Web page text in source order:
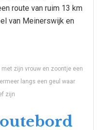
route van ruim 13 km
van Meinerswijk en
zijn vrouw en zoontje een
langs een geul waar
zijn